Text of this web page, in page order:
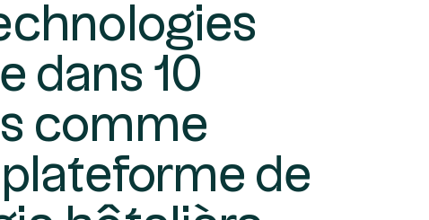
dans 10
comme
de